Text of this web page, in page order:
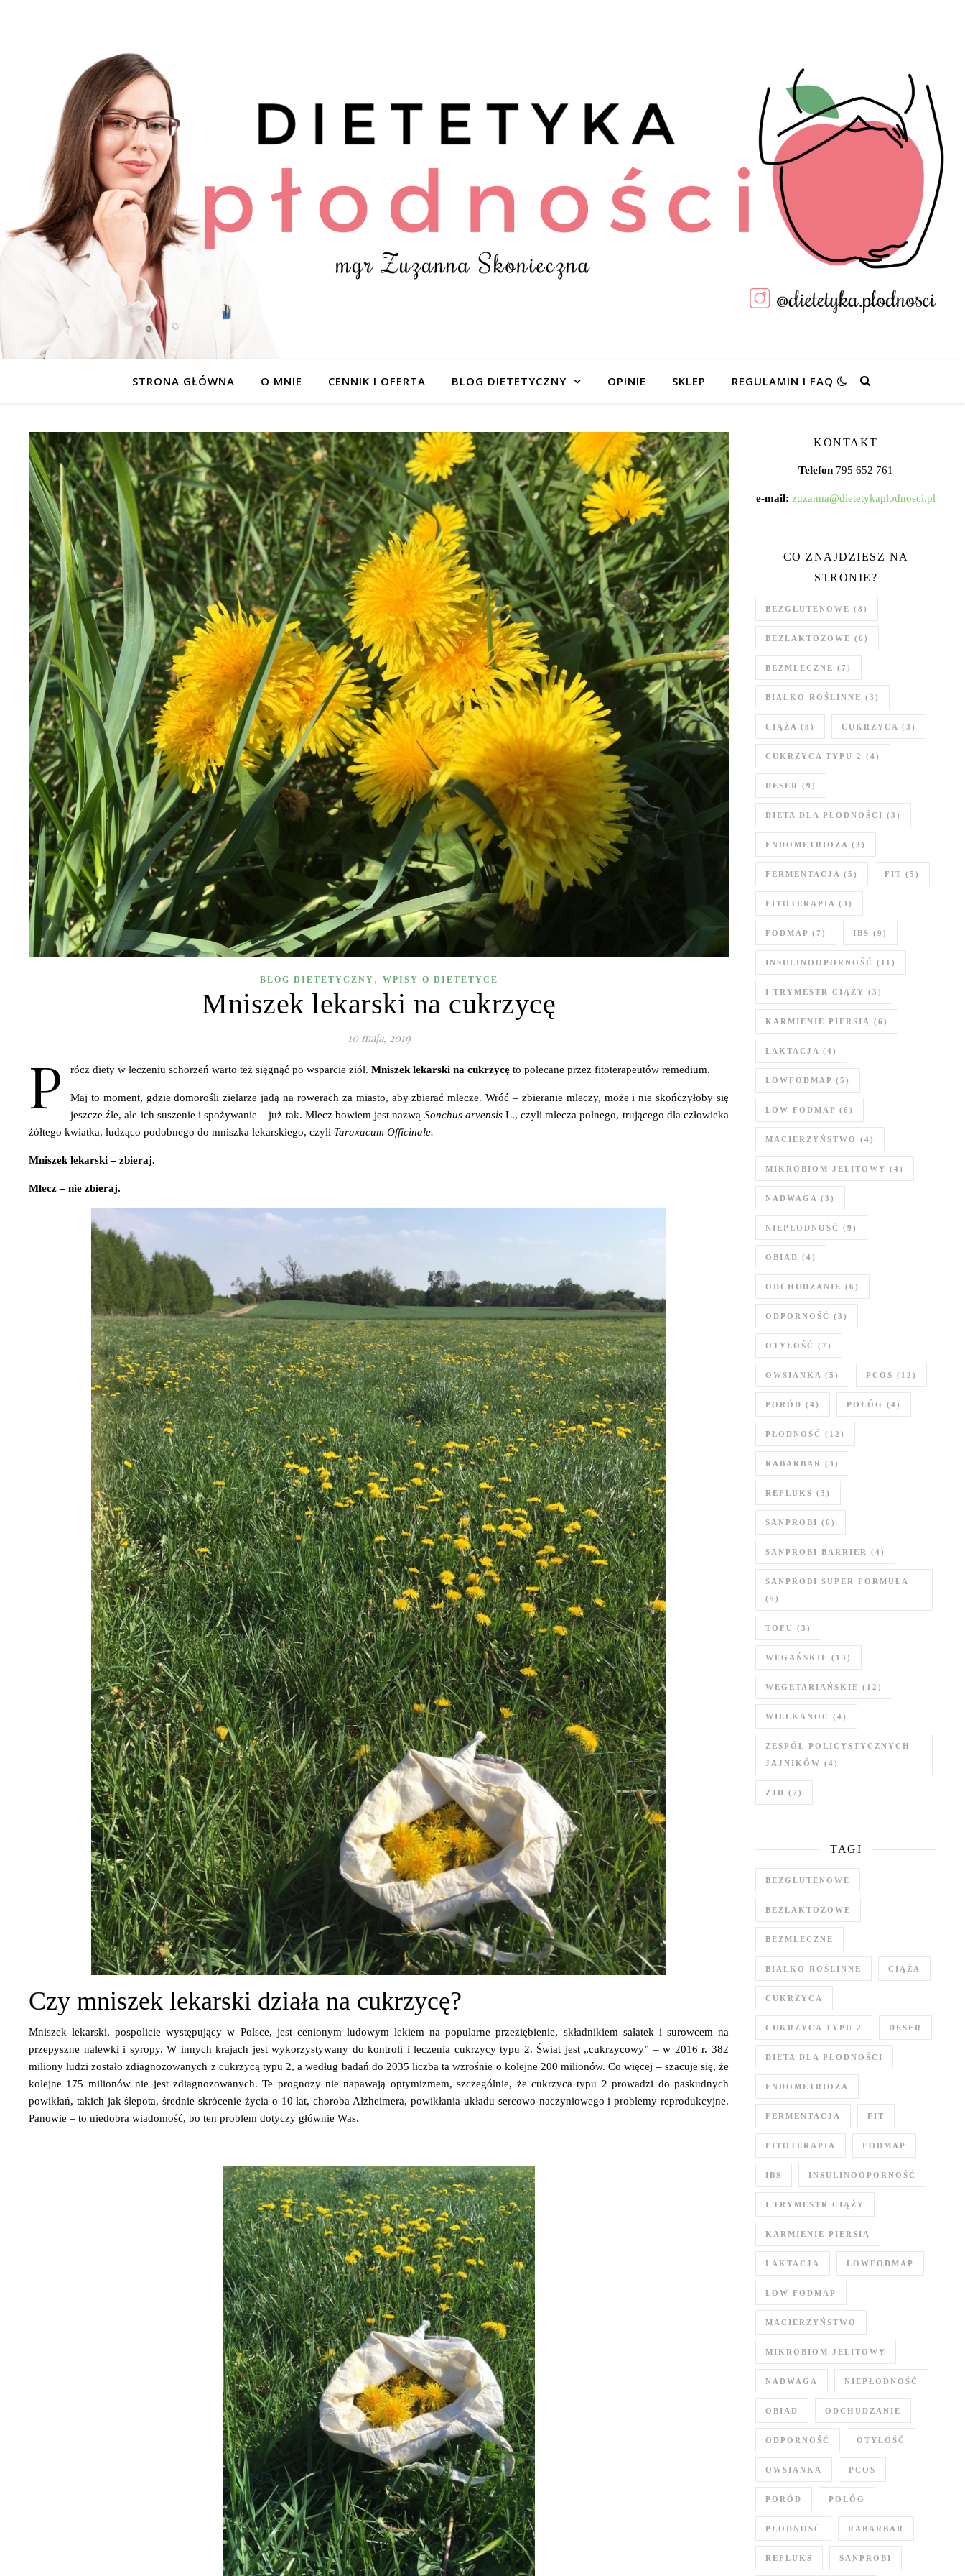
STRONA GŁÓWNA O MNIE CENNIK I OFERTA BLOG DIETETYCZNY OPINIE SKLEP REGULAMIN I FAQ
BLOG DIETETYCZNY , WPISY O DIETETYCE
Mniszek lekarski na cukrzycę
10 maja, 2019
P rócz diety w leczeniu schorzeń warto też sięgnąć po wsparcie ziół. Mniszek lekarski na cukrzycę to polecane przez fitoterapeutów remedium.
Maj to moment, gdzie domorośli zielarze jadą na rowerach za miasto, aby zbierać mlecze. Wróć – zbieranie mleczy, może i nie skończyłoby się
jeszcze źle, ale ich suszenie i spożywanie – już tak. Mlecz bowiem jest nazwą Sonchus arvensisL., czyli mlecza polnego, trującego dla człowieka
żółtego kwiatka, łudząco podobnego do mniszka lekarskiego, czyli Taraxacum Officinale.
Mniszek lekarski – zbieraj.
Mlecz – nie zbieraj.
Czy mniszek lekarski działa na cukrzycę?
Mniszek lekarski, pospolicie występujący w Polsce, jest cenionym ludowym lekiem na popularne przeziębienie, składnikiem sałatek i surowcem na
przepyszne nalewki i syropy. W innych krajach jest wykorzystywany do kontroli i leczenia cukrzycy typu 2. Świat jest „cukrzycowy” – w 2016 r. 382
miliony ludzi zostało zdiagnozowanych z cukrzycą typu 2, a według badań do 2035 liczba ta wzrośnie o kolejne 200 milionów. Co więcej – szacuje się, że
kolejne 175 milionów nie jest zdiagnozowanych. Te prognozy nie napawają optymizmem, szczególnie, że cukrzyca typu 2 prowadzi do paskudnych
powikłań, takich jak ślepota, średnie skrócenie życia o 10 lat, choroba Alzheimera, powikłania układu sercowo-naczyniowego i problemy reprodukcyjne.
Panowie – to niedobra wiadomość, bo ten problem dotyczy głównie Was.
KONTAKT
Telefon 795 652 761
e-mail: zuzanna@dietetykaplodnosci.pl
CO ZNAJDZIESZ NA
STRONIE?
BEZGLUTENOWE (8)
BEZLAKTOZOWE (6)
BEZMLECZNE (7)
BIAŁKO ROŚLINNE (3)
CIĄŻA (8) CUKRZYCA (3)
CUKRZYCA TYPU 2 (4)
DESER (9)
DIETA DLA PŁODNOŚCI (3)
ENDOMETRIOZA (3)
FERMENTACJA (5) FIT (5)
FITOTERAPIA (3)
FODMAP (7) IBS (9)
INSULINOOPORNOŚĆ (11)
I TRYMESTR CIĄŻY (3)
KARMIENIE PIERSIĄ (6)
LAKTACJA (4)
LOWFODMAP (5)
LOW FODMAP (6)
MACIERZYŃSTWO (4)
MIKROBIOM JELITOWY (4)
NADWAGA (3)
NIEPŁODNOŚĆ (9)
OBIAD (4)
ODCHUDZANIE (6)
ODPORNOŚĆ (3)
OTYŁOŚĆ (7)
OWSIANKA (5) PCOS (12)
PORÓD (4) POŁÓG (4)
PŁODNOŚĆ (12)
RABARBAR (3)
REFLUKS (3)
SANPROBI (6)
SANPROBI BARRIER (4)
SANPROBI SUPER FORMUŁA
(5)
TOFU (3)
WEGAŃSKIE (13)
WEGETARIAŃSKIE (12)
WIELKANOC (4)
ZESPÓŁ POLICYSTYCZNYCH
JAJNIKÓW (4)
ZJD (7)
TAGI
BEZGLUTENOWE
BEZLAKTOZOWE
BEZMLECZNE
BIAŁKO ROŚLINNE CIĄŻA
CUKRZYCA
CUKRZYCA TYPU 2 DESER
DIETA DLA PŁODNOŚCI
ENDOMETRIOZA
FERMENTACJA FIT
FITOTERAPIA FODMAP
IBS INSULINOOPORNOŚĆ
I TRYMESTR CIĄŻY
KARMIENIE PIERSIĄ
LAKTACJA LOWFODMAP
LOW FODMAP
MACIERZYŃSTWO
MIKROBIOM JELITOWY
NADWAGA NIEPŁODNOŚĆ
OBIAD ODCHUDZANIE
ODPORNOŚĆ OTYŁOŚĆ
OWSIANKA PCOS
PORÓD POŁÓG
PŁODNOŚĆ RABARBAR
REFLUKS SANPROBI